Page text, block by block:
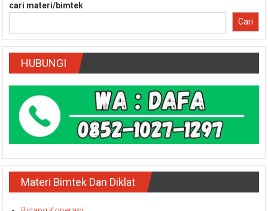
cari materi/bimtek
Cari
HUBUNGI
Materi Bimtek Dan Diklat